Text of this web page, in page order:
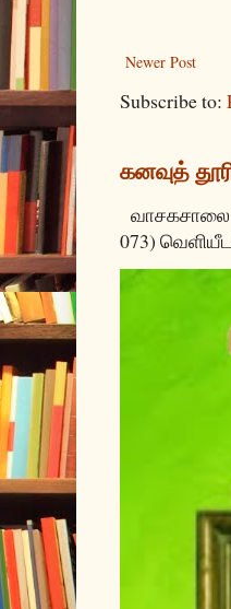
Newer Post
Subscribe to:
கனவுத்
வாசகசாலை
073)